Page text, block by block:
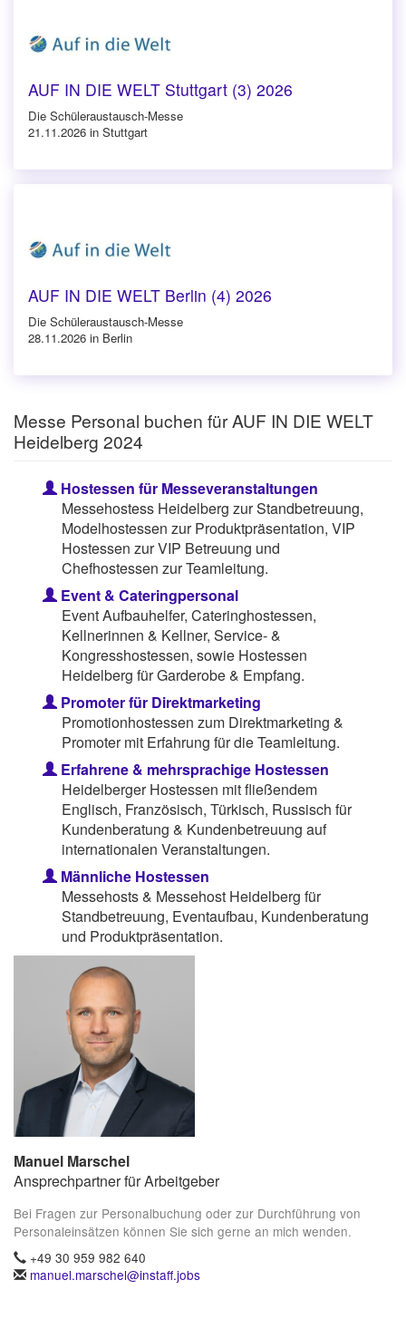
AUF IN DIE WELT Stuttgart (3) 2026
Die Schüleraustausch-Messe
21.11.2026 in Stuttgart
AUF IN DIE WELT Berlin (4) 2026
Die Schüleraustausch-Messe
28.11.2026 in Berlin
Messe Personal buchen für AUF IN DIE WELT
Heidelberg 2024
Hostessen für Messeveranstaltungen
Messehostess Heidelberg zur Standbetreuung,
Modelhostessen zur Produktpräsentation, VIP
Hostessen zur VIP Betreuung und
Chefhostessen zur Teamleitung.
Event & Cateringpersonal
Event Aufbauhelfer, Cateringhostessen,
Kellnerinnen & Kellner, Service- &
Kongresshostessen, sowie Hostessen
Heidelberg für Garderobe & Empfang.
Promoter für Direktmarketing
Promotionhostessen zum Direktmarketing &
Promoter mit Erfahrung für die Teamleitung.
Erfahrene & mehrsprachige Hostessen
Heidelberger Hostessen mit fließendem
Englisch, Französisch, Türkisch, Russisch für
Kundenberatung & Kundenbetreuung auf
internationalen Veranstaltungen.
Männliche Hostessen
Messehosts & Messehost Heidelberg für
Standbetreuung, Eventaufbau, Kundenberatung
und Produktpräsentation.
Manuel Marschel
Ansprechpartner für Arbeitgeber
Bei Fragen zur Personalbuchung oder zur Durchführung von
Personaleinsätzen können Sie sich gerne an mich wenden.
+49 30 959 982 640
manuel.marschel@instaff.jobs